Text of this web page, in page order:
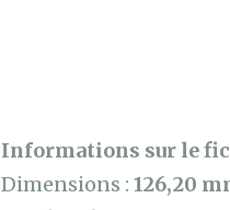
Informations sur le
Dimensions : 126,20